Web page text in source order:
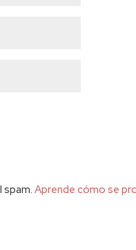
spam.Aprende cómo se